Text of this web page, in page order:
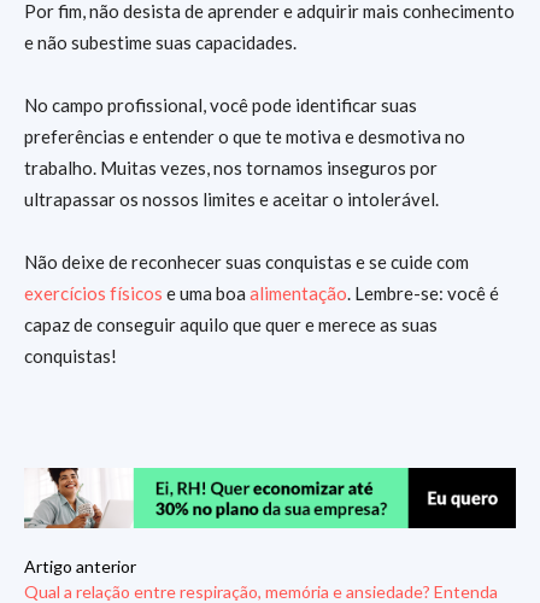
Por fim, não desista de aprender e adquirir mais conhecimento
e não subestime suas capacidades.
No campo profissional, você pode identificar suas
preferências e entender o que te motiva e desmotiva no
trabalho. Muitas vezes, nos tornamos inseguros por
ultrapassar os nossos limites e aceitar o intolerável.
Não deixe de reconhecer suas conquistas e se cuide com
exercícios físicos e uma boa alimentação. Lembre-se: você é
capaz de conseguir aquilo que quer e merece as suas
conquistas!
Artigo anterior
Qual a relação entre respiração, memória e ansiedade? Entenda